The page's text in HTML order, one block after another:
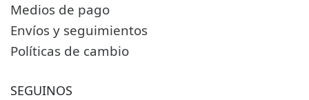
Medios de pago
Envíos y seguimientos
Políticas de cambio
SEGUINOS